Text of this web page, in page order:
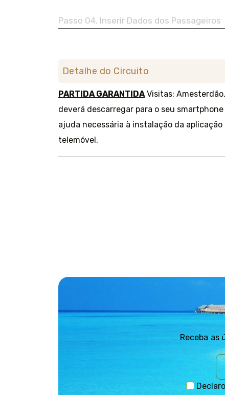
Passo 04. Inserir Dados dos Passageiros
Detalhe do Circuito
PARTIDA GARANTIDAVisitas:
deverá descarregar para o seu
ajuda necessária à instalação da
telemóvel.
Receba as